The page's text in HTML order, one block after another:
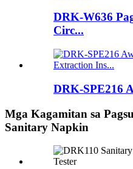
DRK-W636
Circ...
DRK-SPE216
Mga Kagamitan sa
Sanitary Napkin